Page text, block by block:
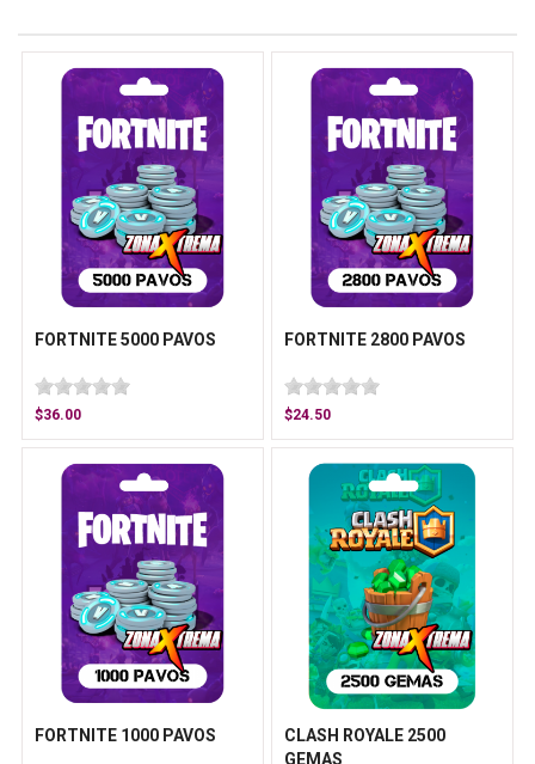
FORTNITE 5000 PAVOS
$36.00
FORTNITE 2800 PAVOS
$24.50
FORTNITE 1000 PAVOS
CLASH ROYALE 2500
GEMAS